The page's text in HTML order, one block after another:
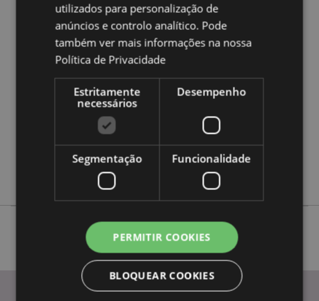
Caracteristicas do Produto
Altura 9.5cm Largura 12cm Profundidade 8cm
5055071510090
36
0.371000
Não
Tropical Frogs
utilizados para personalização de
anúncios e controlo analítico. Pode
também ver mais informações na nossa
Política de Privacidade
Estritamente
necessários
Desempenho
Segmentação Funcionalidade
PERMITIR COOKIES
BLOQUEAR COOKIES